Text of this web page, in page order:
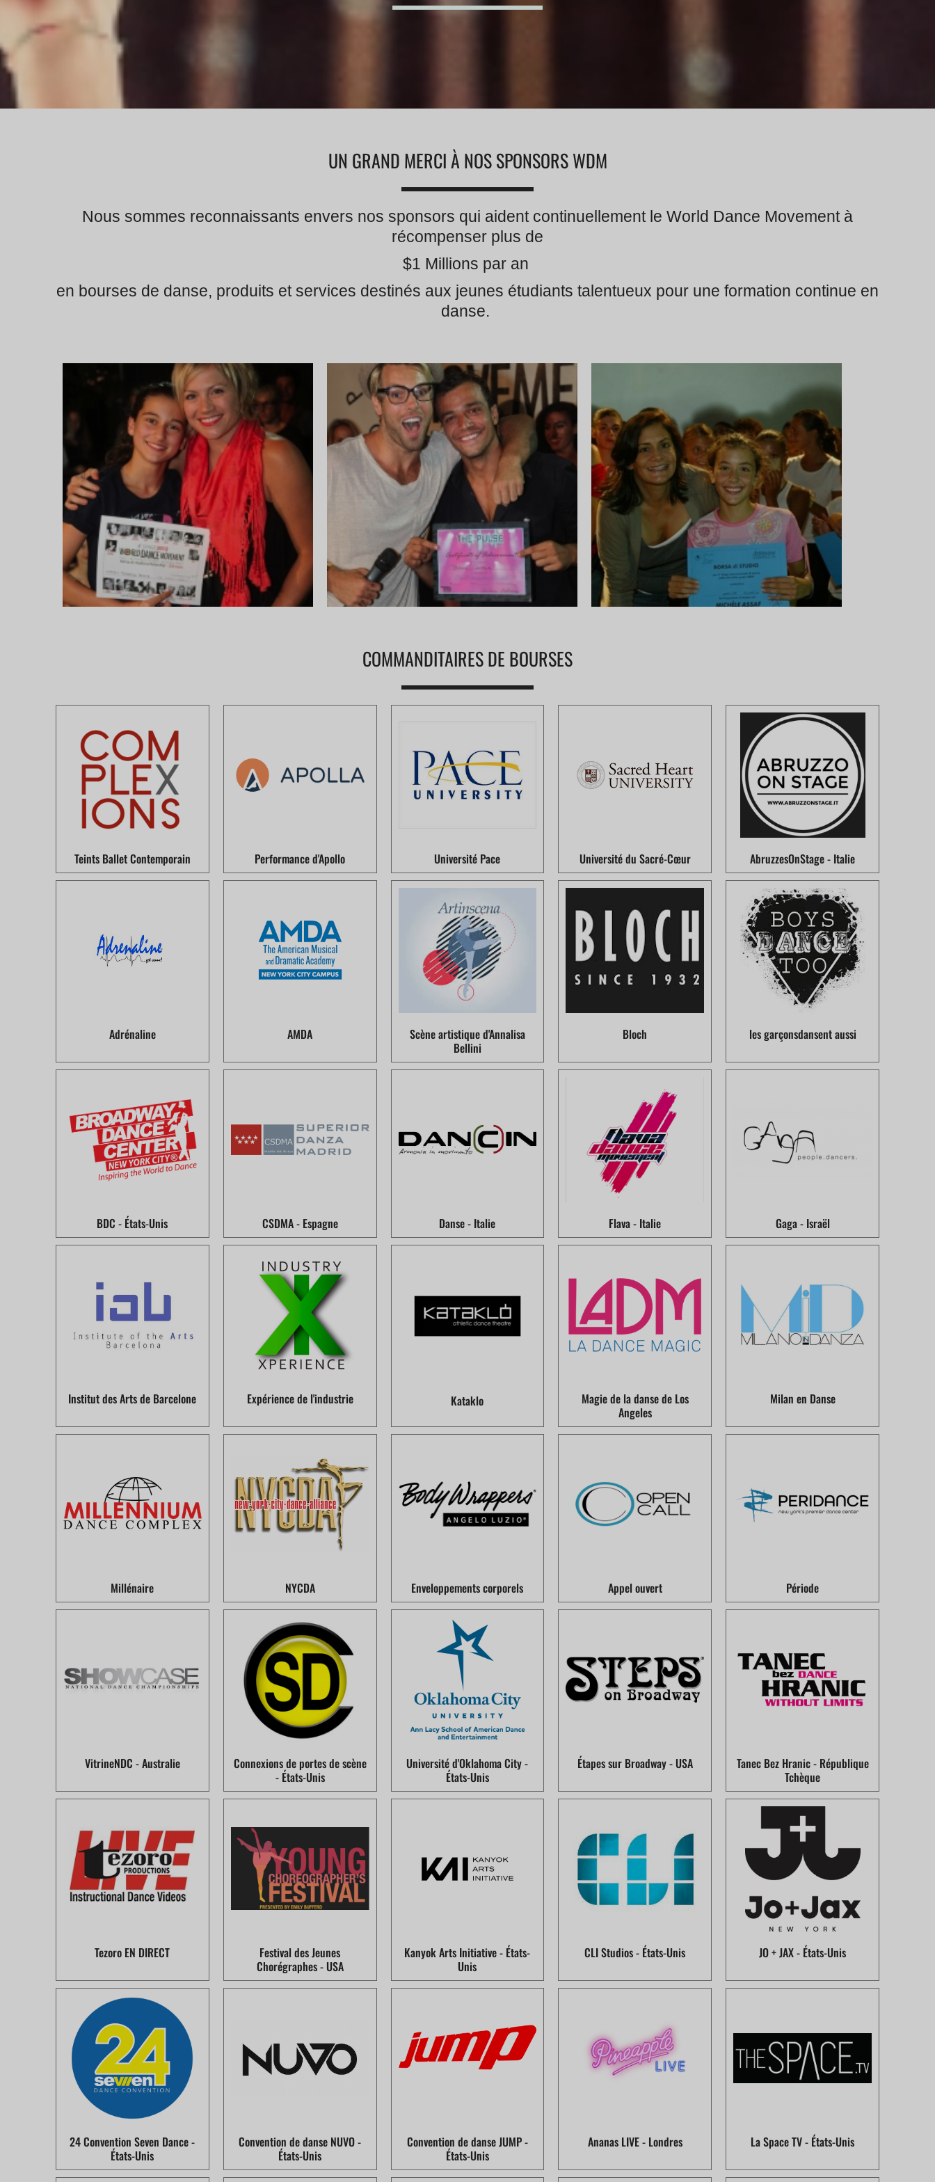
UN GRAND MERCI À NOS SPONSORS WDM
Nous sommes reconnaissants envers nos sponsors qui aident continuellement le World Dance Movement à
récompenser plus de
$1 Millions par an
en bourses de danse, produits et services destinés aux jeunes étudiants talentueux pour une formation continue en
danse.
COMMANDITAIRES DE BOURSES
Teints Ballet Contemporain Performance d'Apollo Université Pace Université du Sacré-Cœur AbruzzesOnStage - Italie
Adrénaline AMDA
Scène artistique d'Annalisa
Bellini
Bloch les garçonsdansent aussi
BDC - États-Unis CSDMA - Espagne Danse - Italie Flava - Italie Gaga - Israël
Institut des Arts de Barcelone Expérience de l'industrie Kataklo
Magie de la danse de Los
Angeles
Milan en Danse
Millénaire NYCDA Enveloppements corporels Appel ouvert Période
VitrineNDC - Australie
Connexions de portes de scène
- États-Unis
Université d'Oklahoma City -
États-Unis
Étapes sur Broadway - USA
Tanec Bez Hranic - République
Tchèque
Tezoro EN DIRECT
Festival des Jeunes
Chorégraphes - USA
Kanyok Arts Initiative - États-
Unis
CLI Studios - États-Unis JO + JAX - États-Unis
24 Convention Seven Dance -
États-Unis
Convention de danse NUVO -
États-Unis
Convention de danse JUMP -
États-Unis
Ananas LIVE - Londres La Space TV - États-Unis